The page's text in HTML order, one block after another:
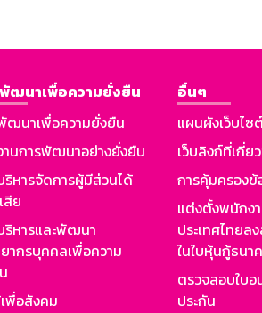
ฒนาเพื่อความยั่งยืน
ฒนาเพื่อความยั่งยืน
านการพัฒนาอย่างยั่งยืน
ริหารจัดการผู้มีส่วนได้
สีย
ริหารและพัฒนา
ากรบุคคลเพื่อความ
พื่อสังคม
อื่นๆ
แผนผังเว็บไซ
เว็บลิงก์ที่เกี่ย
การคุ้มครอง
แต่งตั้งพนักง
ประเทศไทยล
ในใบหุ้นกู้ธนา
ตรวจสอบใบ
ประกัน